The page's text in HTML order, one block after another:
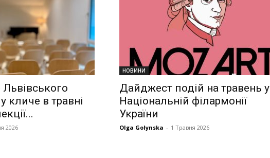
Львівського
кличе в травні
2026
НОВИНИ
Дайджест подій на травень у
Національній філармонії
України
Olga Golynska - 1 Травня 2026